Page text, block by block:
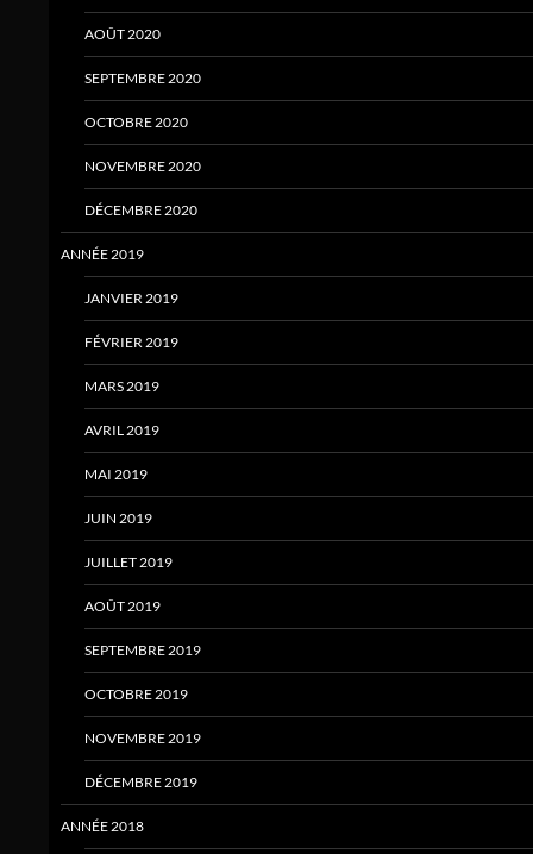
AOÛT 2020
SEPTEMBRE 2020
OCTOBRE 2020
NOVEMBRE 2020
DÉCEMBRE 2020
ANNÉE 2019
JANVIER 2019
FÉVRIER 2019
MARS 2019
AVRIL 2019
MAI 2019
JUIN 2019
JUILLET 2019
AOÛT 2019
SEPTEMBRE 2019
OCTOBRE 2019
NOVEMBRE 2019
DÉCEMBRE 2019
ANNÉE 2018